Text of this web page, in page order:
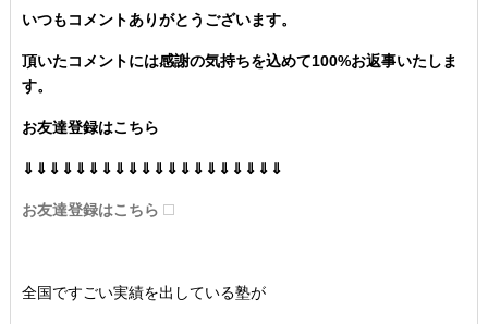
いつもコメントありがとうございます。
頂いたコメントには感謝の気持ちを込めて100%お返事いたしま
す。
お友達登録はこちら
⇓⇓⇓⇓⇓⇓⇓⇓⇓⇓⇓⇓⇓⇓⇓⇓⇓⇓⇓⇓
お友達登録はこちら
全国ですごい実績を出している塾が